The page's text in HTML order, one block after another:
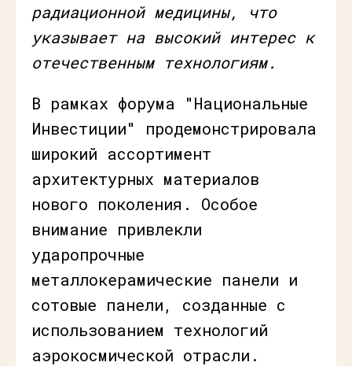
радиационной медицины, что
указывает на высокий интерес к
отечественным технологиям.
В рамках форума "Национальные
Инвестиции" продемонстрировала
широкий ассортимент
архитектурных материалов
нового поколения. Особое
внимание привлекли
ударопрочные
металлокерамические панели и
сотовые панели, созданные с
использованием технологий
аэрокосмической отрасли.